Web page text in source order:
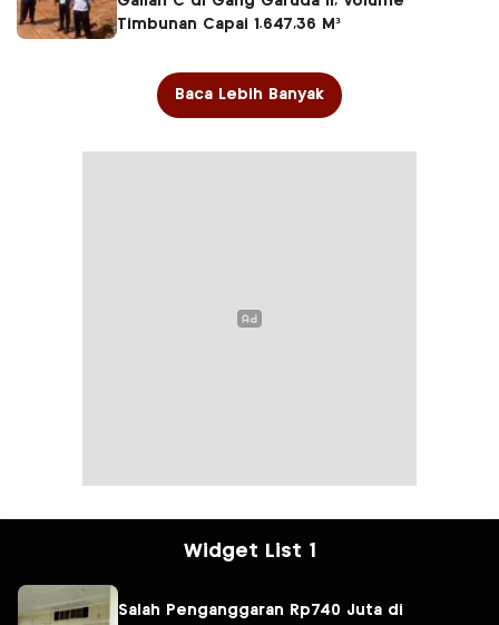
Timbunan Capai 1.647,36 M³
Baca Lebih Banyak
Widget List 1
Salah Penganggaran Rp740 Juta di